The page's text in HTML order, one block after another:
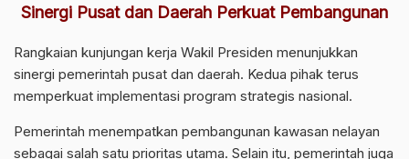
Sinergi Pusat dan Daerah Perkuat Pembangunan
Rangkaian kunjungan kerja Wakil Presiden menunjukkan
sinergi pemerintah pusat dan daerah. Kedua pihak terus
memperkuat implementasi program strategis nasional.
Pemerintah menempatkan pembangunan kawasan nelayan
sebagai salah satu prioritas utama. Selain itu, pemerintah juga